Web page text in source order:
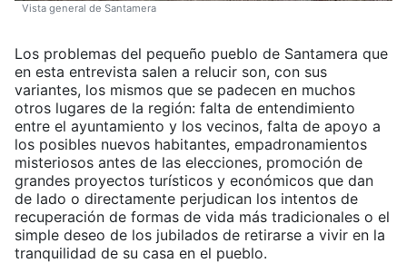
Vista general de Santamera
Los problemas del pequeño pueblo de Santamera que
en esta entrevista salen a relucir son, con sus
variantes, los mismos que se padecen en muchos
otros lugares de la región: falta de entendimiento
entre el ayuntamiento y los vecinos, falta de apoyo a
los posibles nuevos habitantes, empadronamientos
misteriosos antes de las elecciones, promoción de
grandes proyectos turísticos y económicos que dan
de lado o directamente perjudican los intentos de
recuperación de formas de vida más tradicionales o el
simple deseo de los jubilados de retirarse a vivir en la
tranquilidad de su casa en el pueblo.